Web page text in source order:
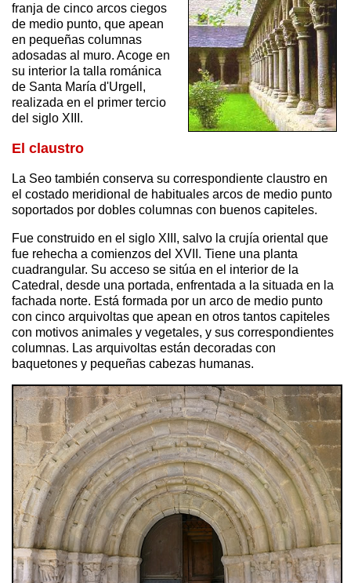
franja de cinco arcos ciegos
de medio punto, que apean
en pequeñas columnas
adosadas al muro. Acoge en
su interior la talla románica
de Santa María d'Urgell,
realizada en el primer tercio
del siglo XIII.
El claustro
La Seo también conserva su correspondiente claustro en
el costado meridional de habituales arcos de medio punto
soportados por dobles columnas con buenos capiteles.
Fue construido en el siglo XIII, salvo la crujía oriental que
fue rehecha a comienzos del XVII. Tiene una planta
cuadrangular. Su acceso se sitúa en el interior de la
Catedral, desde una portada, enfrentada a la situada en la
fachada norte. Está formada por un arco de medio punto
con cinco arquivoltas que apean en otros tantos capiteles
con motivos animales y vegetales, y sus correspondientes
columnas. Las arquivoltas están decoradas con
baquetones y pequeñas cabezas humanas.